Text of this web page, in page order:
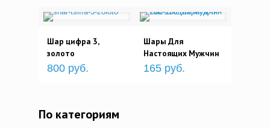
Шар цифра 3,
золото
800 руб.
Шары Для
Настоящих Мужчин
165 руб.
По категориям